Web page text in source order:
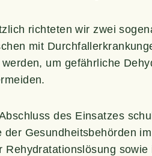
rich­te­ten wir zwei
mit
um gefähr­li­che
des Ein­sat­zes
der Gesund­heits­be­hör­den
Rehy­drat­a­ti­ons­lö­sung